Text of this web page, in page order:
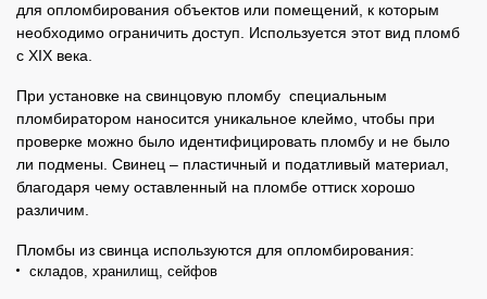
для опломбирования объектов или помещений, к которым
необходимо ограничить доступ. Используется этот вид пломб
с XIX века.
При установке на свинцовую пломбу специальным
пломбиратором наносится уникальное клеймо, чтобы при
проверке можно было идентифицировать пломбу и не было
ли подмены. Свинец – пластичный и податливый материал,
благодаря чему оставленный на пломбе оттиск хорошо
различим.
Пломбы из свинца используются для опломбирования:
складов, хранилищ, сейфов